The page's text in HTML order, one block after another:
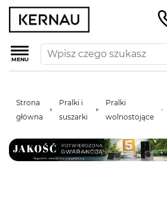
MENU
Strona
główna
Pralki i
suszarki
Pralki
wolnostojące